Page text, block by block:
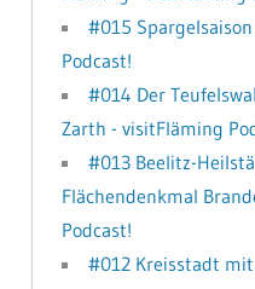
#015
Podcast!
#014 Der
Zarth - visitFläming
#013 Beelitz-
Flächendenkmal
Podcast!
#012 Kreisstadt